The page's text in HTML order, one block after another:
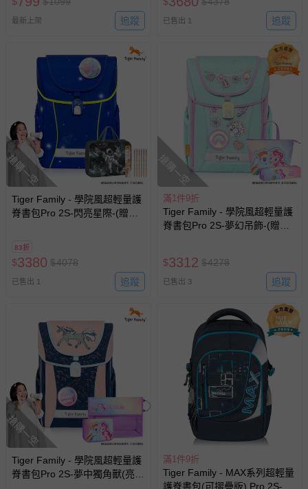
最新上架 追蹤 已售出 1 追蹤
搶購一空
Tiger Family - 學院風超輕量護
脊書包Pro 2S-閃亮星際-(贈
行通知
83折
$3380 $4078
已售出 1 追蹤
搶購一空
滿1件9折
Tiger Family - 學院風超輕量護
脊書包Pro 2S-夢幻吊飾-(贈
式替代 不另行通知
$3312 $4278
已售出 3 追蹤
搶購一空
Tiger Family - 學院風超輕量護
脊書包Pro 2S-夢中獨角獸(亮片
滿1件9折
Tiger Family - MAX系列超輕量
護脊書包(可摺疊版) Pro 2S-傳